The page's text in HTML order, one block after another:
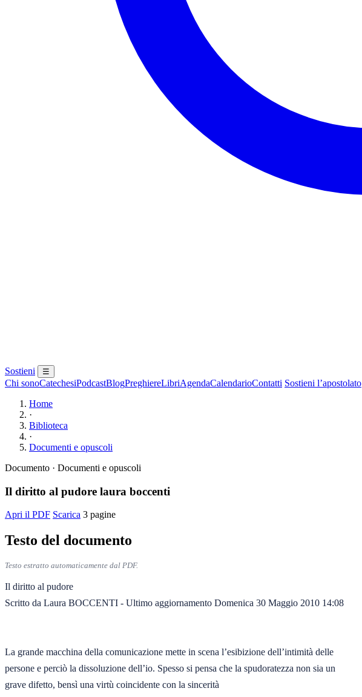
Sostieni ☰
Chi sonoCatechesiPodcastBlogPreghiereLibriAgendaCalendarioContatti Sostieni l’apostolato
Home
·
Biblioteca
·
Documenti e opuscoli
Documento · Documenti e opuscoli
Il diritto al pudore laura boccenti
Apri il PDF Scarica 3 pagine
Testo del documento
Testo estratto automaticamente dal PDF.
Il diritto al pudore
Scritto da Laura BOCCENTI - Ultimo aggiornamento Domenica 30 Maggio 2010 14:08
La grande macchina della comunicazione mette in scena l’esibizione dell’intimità delle
persone e perciò la dissoluzione dell’io. Spesso si pensa che la spudoratezza non sia un
grave difetto, bensì una virtù coincidente con la sincerità